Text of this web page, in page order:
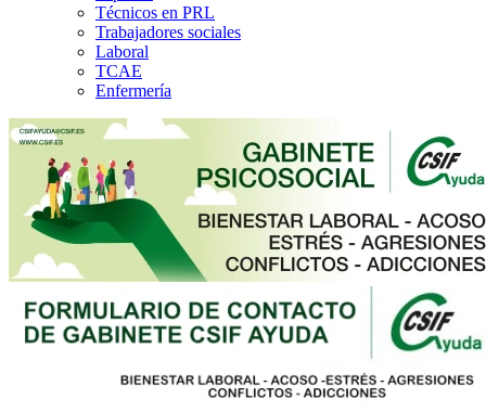
Técnicos en PRL
Trabajadores sociales
Laboral
TCAE
Enfermería